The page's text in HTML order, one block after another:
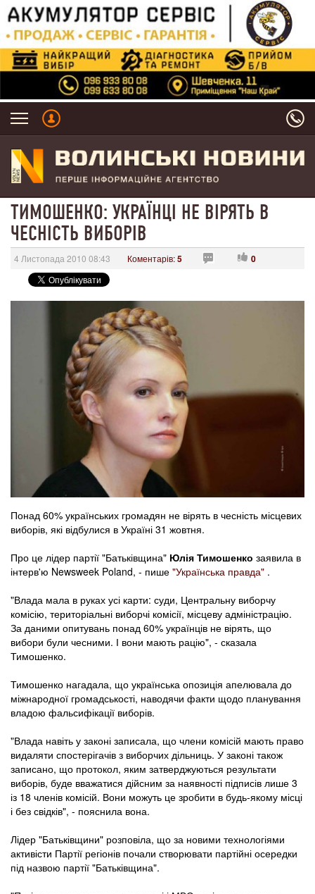
ТИМОШЕНКО: УКРАЇНЦІ НЕ ВІРЯТЬ В
ЧЕСНІСТЬ ВИБОРІВ
4 Листопада 2010 08:43 Коментарів:5 0
Понад 60% українських громадян не вірять в чесність місцевих
виборів, які відбулися в Україні 31 жовтня.
Про це лідер партії "Батьківщина" Юлія Тимошенко заявила в
інтерв'ю Newsweek Poland, - пише "Українська правда" .
"Влада мала в руках усі карти: суди, Центральну виборчу
комісію, територіальні виборчі комісії, місцеву адміністрацію.
За даними опитувань понад 60% українців не вірять, що
вибори були чесними. І вони мають рацію", - сказала
Тимошенко.
Тимошенко нагадала, що українська опозиція апелювала до
міжнародної громадськості, наводячи факти щодо планування
владою фальсифікації виборів.
"Влада навіть у законі записала, що члени комісій мають право
видаляти спостерігачів з виборчих дільниць. У законі також
записано, що протокол, яким затверджуються результати
виборів, буде вважатися дійсним за наявності підписів лише 3
із 18 членів комісій. Вони можуть це зробити в будь-якому місці
і без свідків", - пояснила вона.
Лідер "Батьківщини" розповіла, що за новими технологіями
активісти Партії регіонів почали створювати партійні осередки
під назвою партії "Батьківщина".